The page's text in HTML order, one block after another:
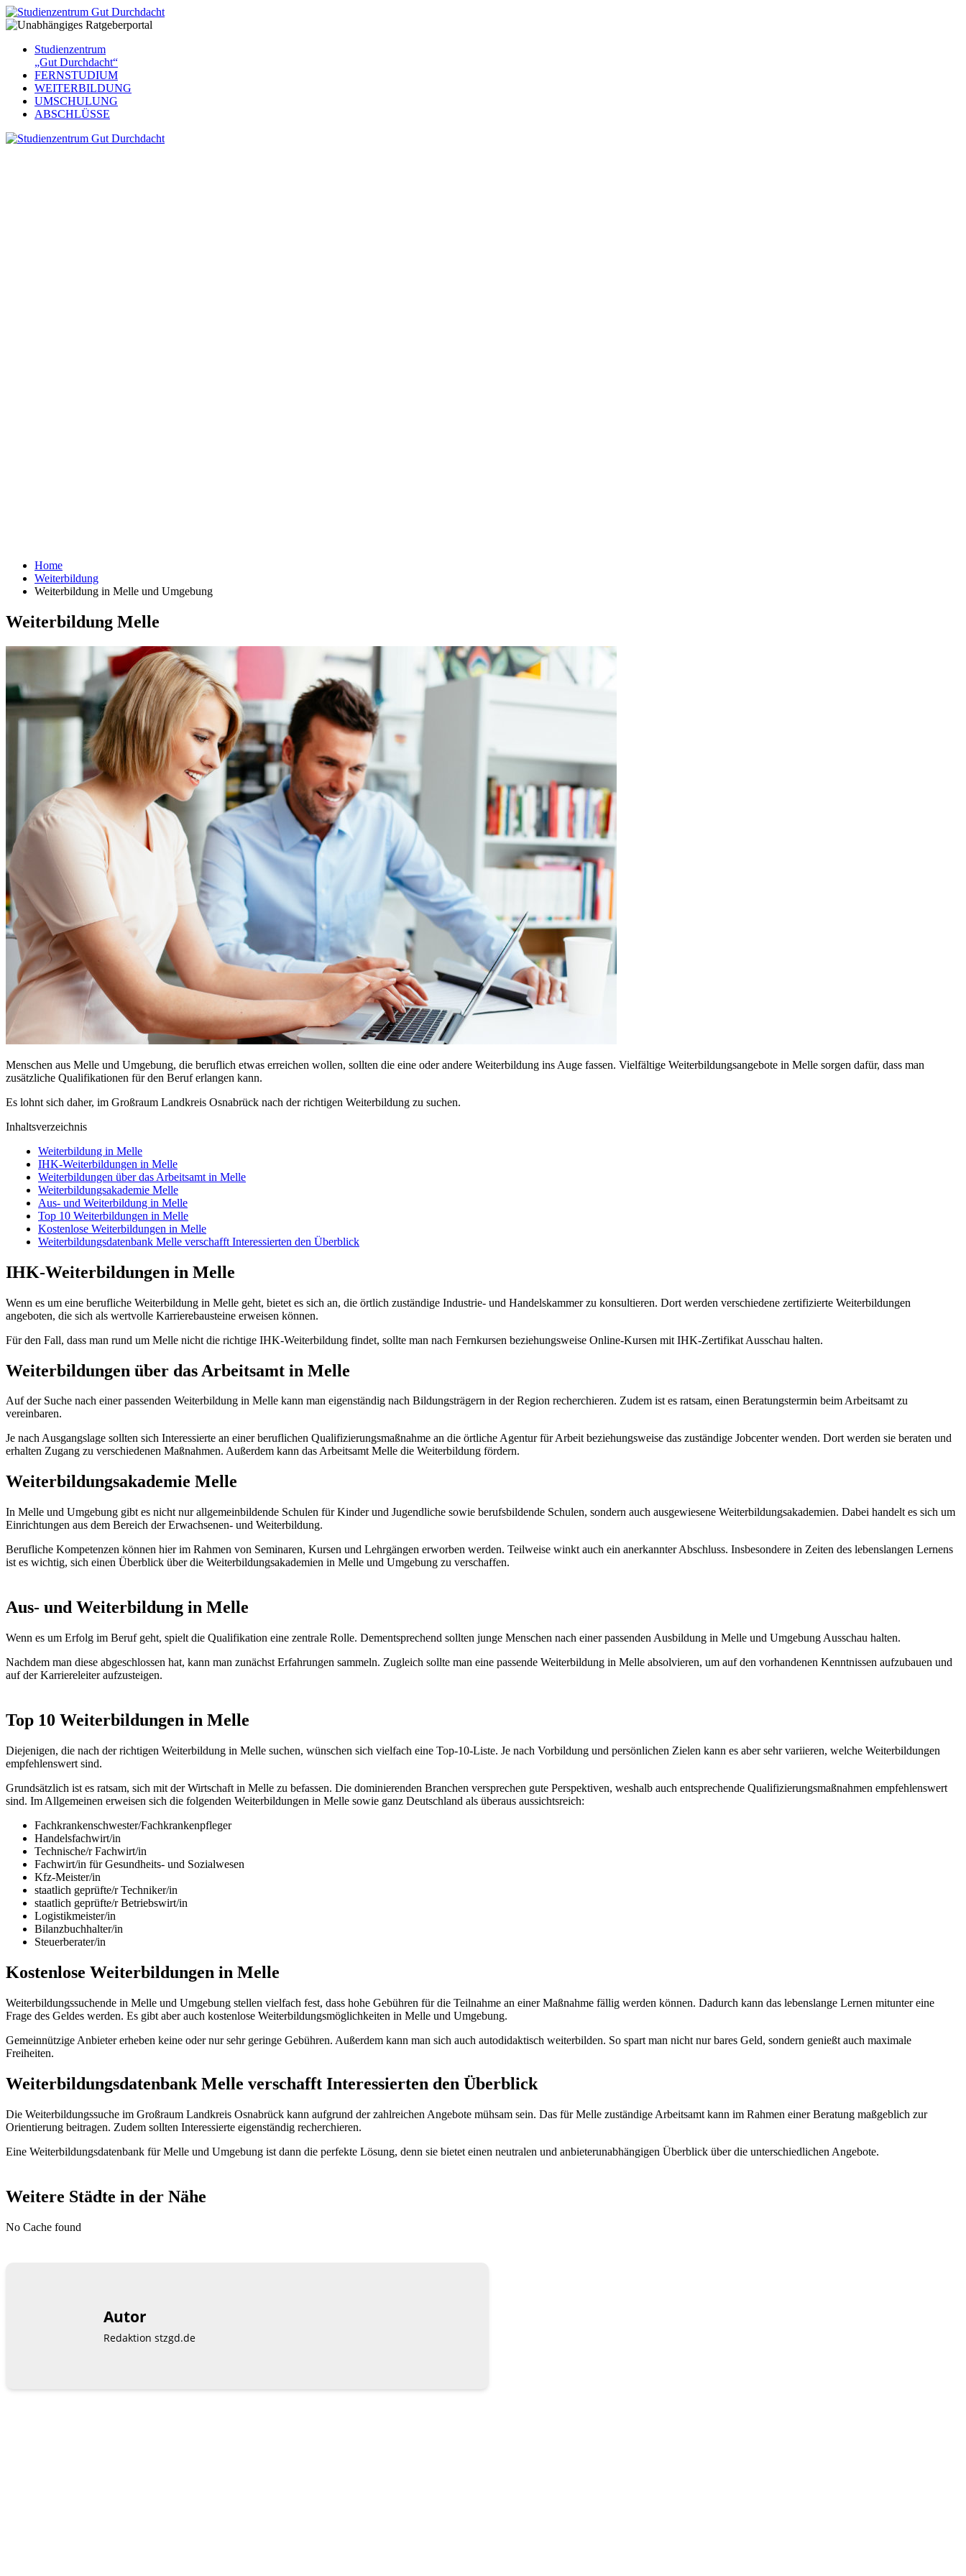
Studienzentrum
„Gut Durchdacht“
FERNSTUDIUM
WEITERBILDUNG
UMSCHULUNG
ABSCHLÜSSE
Home
Weiterbildung
Weiterbildung in Melle und Umgebung
Weiterbildung Melle
Menschen aus Melle und Umgebung, die beruflich etwas erreichen wollen, sollten die eine oder andere Weiterbildung ins Auge fassen. Vielfältige Weiterbildungsangebote in Melle sorgen dafür, dass man
zusätzliche Qualifikationen für den Beruf erlangen kann.
Es lohnt sich daher, im Großraum Landkreis Osnabrück nach der richtigen Weiterbildung zu suchen.
Inhaltsverzeichnis
Weiterbildung in Melle
IHK-Weiterbildungen in Melle
Weiterbildungen über das Arbeitsamt in Melle
Weiterbildungsakademie Melle
Aus- und Weiterbildung in Melle
Top 10 Weiterbildungen in Melle
Kostenlose Weiterbildungen in Melle
Weiterbildungsdatenbank Melle verschafft Interessierten den Überblick
IHK-Weiterbildungen in Melle
Wenn es um eine berufliche Weiterbildung in Melle geht, bietet es sich an, die örtlich zuständige Industrie- und Handelskammer zu konsultieren. Dort werden verschiedene zertifizierte Weiterbildungen
angeboten, die sich als wertvolle Karrierebausteine erweisen können.
Für den Fall, dass man rund um Melle nicht die richtige IHK-Weiterbildung findet, sollte man nach Fernkursen beziehungsweise Online-Kursen mit IHK-Zertifikat Ausschau halten.
Weiterbildungen über das Arbeitsamt in Melle
Auf der Suche nach einer passenden Weiterbildung in Melle kann man eigenständig nach Bildungsträgern in der Region recherchieren. Zudem ist es ratsam, einen Beratungstermin beim Arbeitsamt zu
vereinbaren.
Je nach Ausgangslage sollten sich Interessierte an einer beruflichen Qualifizierungsmaßnahme an die örtliche Agentur für Arbeit beziehungsweise das zuständige Jobcenter wenden. Dort werden sie beraten und
erhalten Zugang zu verschiedenen Maßnahmen. Außerdem kann das Arbeitsamt Melle die Weiterbildung fördern.
Weiterbildungsakademie Melle
In Melle und Umgebung gibt es nicht nur allgemeinbildende Schulen für Kinder und Jugendliche sowie berufsbildende Schulen, sondern auch ausgewiesene Weiterbildungsakademien. Dabei handelt es sich um
Einrichtungen aus dem Bereich der Erwachsenen- und Weiterbildung.
Berufliche Kompetenzen können hier im Rahmen von Seminaren, Kursen und Lehrgängen erworben werden. Teilweise winkt auch ein anerkannter Abschluss. Insbesondere in Zeiten des lebenslangen Lernens
ist es wichtig, sich einen Überblick über die Weiterbildungsakademien in Melle und Umgebung zu verschaffen.
Aus- und Weiterbildung in Melle
Wenn es um Erfolg im Beruf geht, spielt die Qualifikation eine zentrale Rolle. Dementsprechend sollten junge Menschen nach einer passenden Ausbildung in Melle und Umgebung Ausschau halten.
Nachdem man diese abgeschlossen hat, kann man zunächst Erfahrungen sammeln. Zugleich sollte man eine passende Weiterbildung in Melle absolvieren, um auf den vorhandenen Kenntnissen aufzubauen und
auf der Karriereleiter aufzusteigen.
Top 10 Weiterbildungen in Melle
Diejenigen, die nach der richtigen Weiterbildung in Melle suchen, wünschen sich vielfach eine Top-10-Liste. Je nach Vorbildung und persönlichen Zielen kann es aber sehr variieren, welche Weiterbildungen
empfehlenswert sind.
Grundsätzlich ist es ratsam, sich mit der Wirtschaft in Melle zu befassen. Die dominierenden Branchen versprechen gute Perspektiven, weshalb auch entsprechende Qualifizierungsmaßnahmen empfehlenswert
sind. Im Allgemeinen erweisen sich die folgenden Weiterbildungen in Melle sowie ganz Deutschland als überaus aussichtsreich:
Fachkrankenschwester/Fachkrankenpfleger
Handelsfachwirt/in
Technische/r Fachwirt/in
Fachwirt/in für Gesundheits- und Sozialwesen
Kfz-Meister/in
staatlich geprüfte/r Techniker/in
staatlich geprüfte/r Betriebswirt/in
Logistikmeister/in
Bilanzbuchhalter/in
Steuerberater/in
Kostenlose Weiterbildungen in Melle
Weiterbildungssuchende in Melle und Umgebung stellen vielfach fest, dass hohe Gebühren für die Teilnahme an einer Maßnahme fällig werden können. Dadurch kann das lebenslange Lernen mitunter eine
Frage des Geldes werden. Es gibt aber auch kostenlose Weiterbildungsmöglichkeiten in Melle und Umgebung.
Gemeinnützige Anbieter erheben keine oder nur sehr geringe Gebühren. Außerdem kann man sich auch autodidaktisch weiterbilden. So spart man nicht nur bares Geld, sondern genießt auch maximale
Freiheiten.
Weiterbildungsdatenbank Melle verschafft Interessierten den Überblick
Die Weiterbildungssuche im Großraum Landkreis Osnabrück kann aufgrund der zahlreichen Angebote mühsam sein. Das für Melle zuständige Arbeitsamt kann im Rahmen einer Beratung maßgeblich zur
Orientierung beitragen. Zudem sollten Interessierte eigenständig recherchieren.
Eine Weiterbildungsdatenbank für Melle und Umgebung ist dann die perfekte Lösung, denn sie bietet einen neutralen und anbieterunabhängigen Überblick über die unterschiedlichen Angebote.
Weitere Städte in der Nähe
No Cache found
Autor
Redaktion stzgd.de